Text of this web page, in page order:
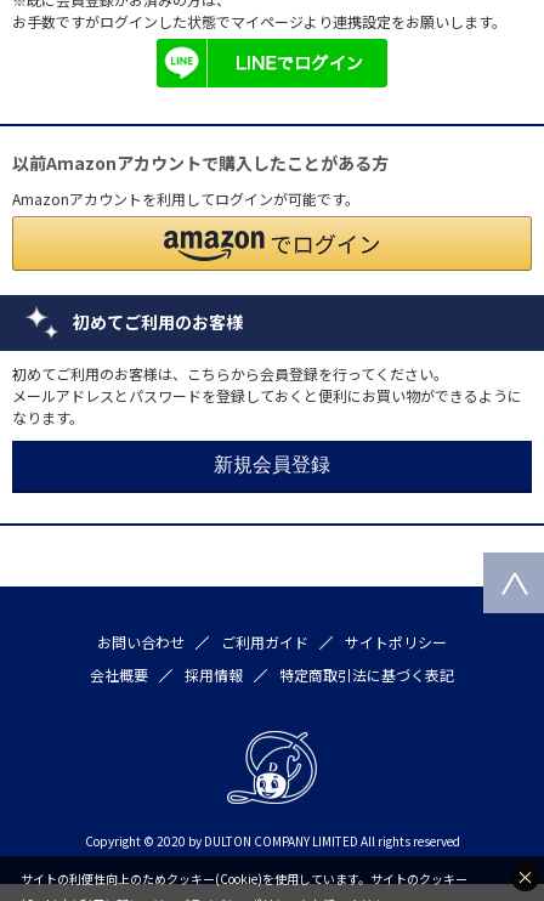
お手数ですがログインした状態でマイページより連携設定をお願いします。
以前Amazonアカウントで購入したことがある方
Amazonアカウントを利用してログインが可能です。
初めてご利用のお客様
初めてご利用のお客様は、こちらから会員登録を行ってください。
メールアドレスとパスワードを登録しておくと便利にお買い物ができるように
なります。
お問い合わせ ご利用ガイド
サイトポリシー
会社概要
採用情報 特定商取引法に基づく表記
Copyright © 2020 by DULTON COMPANY LIMITED All rights reserved
サイトの利便性向上のためクッキー(Cookie)を使用しています。サイトのクッキー